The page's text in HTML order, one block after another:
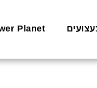
Planet